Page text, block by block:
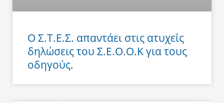
Ο Σ.Τ.Ε.Σ. απαντάει στις ατυχείς
δηλώσεις του Σ.Ε.Ο.Ο.Κ για τους
οδηγούς.